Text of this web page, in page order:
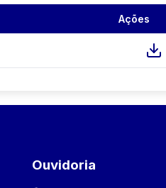
Ações
Ouvidoria